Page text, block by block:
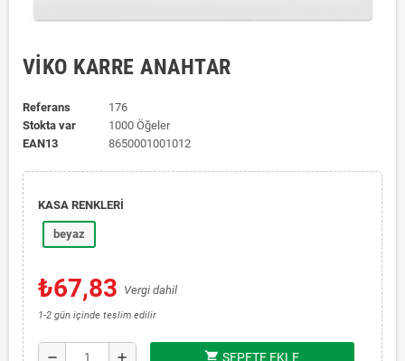
VİKO KARRE ANAHTAR
Referans
176
Stokta var
1000 Öğeler
EAN13
8650001001012
KASA RENKLERİ
beyaz
₺67,83 Vergi dahil
1-2 gün içinde teslim edilir
remove add shopping_cart SEPETE EKLE